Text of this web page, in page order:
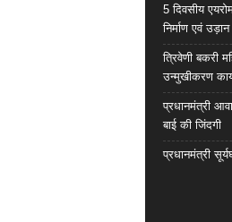
5 दिवसीय
निर्माण एवं
त्रिवेणी बकरी
उन्मुखीकरण
प्रधानमंत्री
बाई की जिंदगी
प्रधानमंत्री